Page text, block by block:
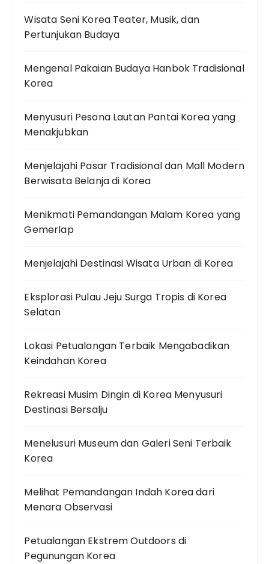
Wisata Seni Korea Teater, Musik, dan
Pertunjukan Budaya
Mengenal Pakaian Budaya Hanbok Tradisional
Korea
Menyusuri Pesona Lautan Pantai Korea yang
Menakjubkan
Menjelajahi Pasar Tradisional dan Mall Modern
Berwisata Belanja di Korea
Menikmati Pemandangan Malam Korea yang
Gemerlap
Menjelajahi Destinasi Wisata Urban di Korea
Eksplorasi Pulau Jeju Surga Tropis di Korea
Selatan
Lokasi Petualangan Terbaik Mengabadikan
Keindahan Korea
Rekreasi Musim Dingin di Korea Menyusuri
Destinasi Bersalju
Menelusuri Museum dan Galeri Seni Terbaik
Korea
Melihat Pemandangan Indah Korea dari
Menara Observasi
Petualangan Ekstrem Outdoors di
Pegunungan Korea